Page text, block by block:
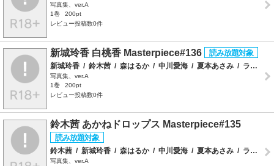
写真集、ver.A
1巻
200pt
レビュー投稿数0件
新城玲香 白桃香 Masterpiece#136
新城玲香 / 鈴木茜 / 森はるか / 中川愛海 / 夏本あさみ / ラインコミュニケーションズ
写真集、ver.A
1巻
200pt
レビュー投稿数0件
鈴木茜 あかねドロップス Masterpiece#135
鈴木茜 / 新城玲香 / 森はるか / 中川愛海 / 夏本あさみ / ラインコミュニケーションズ
写真集、ver.A